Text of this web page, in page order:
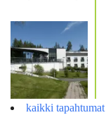
kaikki tapahtumat